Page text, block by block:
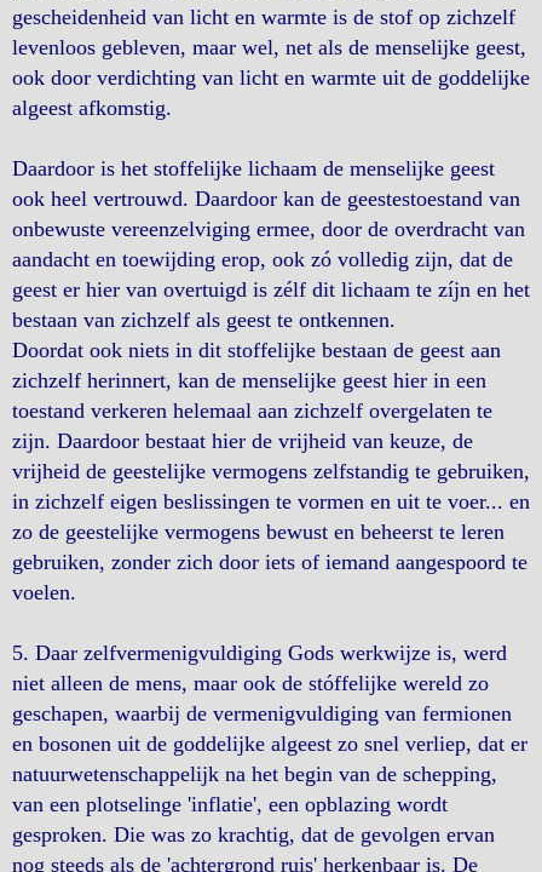
gescheidenheid van licht en warmte is de stof op zichzelf
levenloos gebleven, maar wel, net als de menselijke geest,
ook door verdichting van licht en warmte uit de goddelijke
algeest afkomstig.
Daardoor is het stoffelijke lichaam de menselijke geest
ook heel vertrouwd. Daardoor kan de geestestoestand van
onbewuste vereenzelviging ermee, door de overdracht van
aandacht en toewijding erop, ook zó volledig zijn, dat de
geest er hier van overtuigd is zélf dit lichaam te zíjn en het
bestaan van zichzelf als geest te ontkennen.
Doordat ook niets in dit stoffelijke bestaan de geest aan
zichzelf herinnert, kan de menselijke geest hier in een
toestand verkeren helemaal aan zichzelf overgelaten te
zijn. Daardoor bestaat hier de vrijheid van keuze, de
vrijheid de geestelijke vermogens zelfstandig te gebruiken,
in zichzelf eigen beslissingen te vormen en uit te voer... en
zo de geestelijke vermogens bewust en beheerst te leren
gebruiken, zonder zich door iets of iemand aangespoord te
voelen.
5. Daar zelfvermenigvuldiging Gods werkwijze is, werd
niet alleen de mens, maar ook de stóffelijke wereld zo
geschapen, waarbij de vermenigvuldiging van fermionen
en bosonen uit de goddelijke algeest zo snel verliep, dat er
natuurwetenschappelijk na het begin van de schepping,
van een plotselinge 'inflatie', een opblazing wordt
gesproken. Die was zo krachtig, dat de gevolgen ervan
nog steeds als de 'achtergrond ruis' herkenbaar is. De